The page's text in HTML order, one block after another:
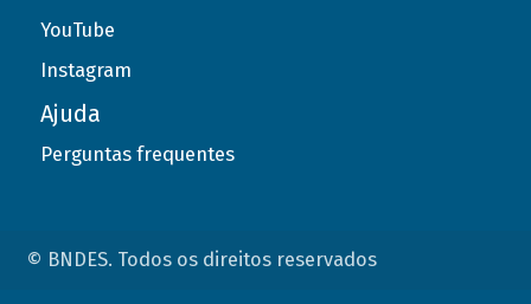
YouTube
Instagram
Ajuda
Perguntas frequentes
© BNDES. Todos os direitos reservados